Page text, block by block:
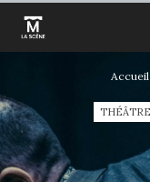
Accueil
THÉÂTRE